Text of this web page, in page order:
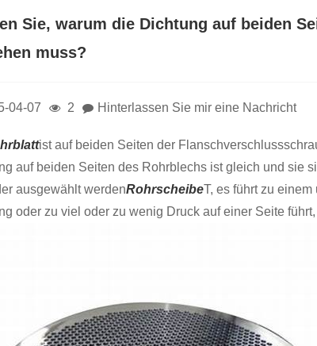
Sie, warum die Dichtung auf beiden
muss?
04-07 2 Hinterlassen Sie mir eine Nachricht
ist auf beiden Seiten der
auf beiden Seiten des Rohrblechs ist gleich und sie
ausgewählt werdenRohrscheibeT, es führt zu
oder zu viel oder zu wenig Druck auf einer Seite